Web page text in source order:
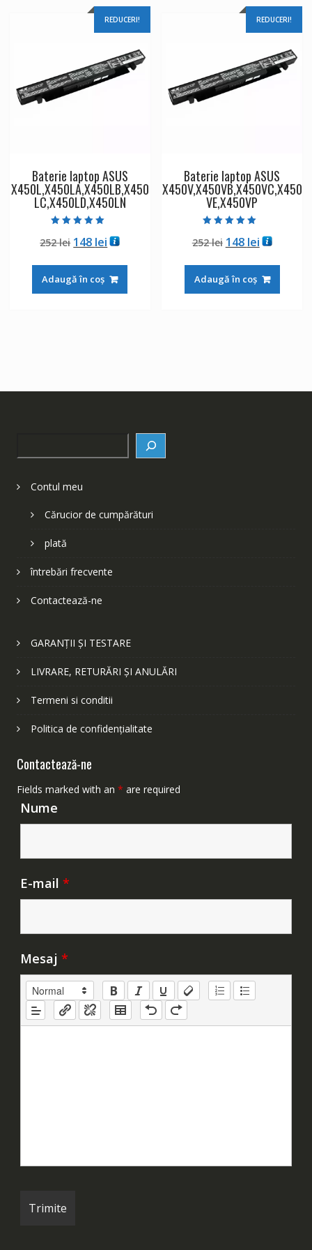
REDUCERI!
Baterie laptop ASUS
X450L,X450LA,X450LB,X450
LC,X450LD,X450LN
5.00
din 5
252lei Prețul
a
fost:
148 leiPrețul
este:
148 lei.
Adaugă în coș
REDUCERI!
Baterie laptop ASUS
X450V,X450VB,X450VC,X450
VE,X450VP
5.00
din 5
252lei Prețul
a
fost:
148 leiPrețul
este:
148 lei.
Adaugă în coș
Contul meu
Cărucior de cumpărături
plată
întrebări frecvente
Contactează-ne
GARANȚII ȘI TESTARE
LIVRARE, RETURĂRI ȘI ANULĂRI
Termeni si conditii
Politica de confidențialitate
Contactează-ne
Fields marked with an * are required
Nume
E-mail *
Mesaj *